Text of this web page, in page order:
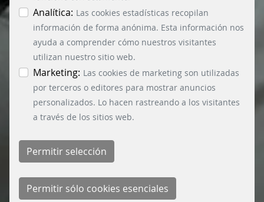
Analítica: Las cookies estadísticas recopilan
información de forma anónima. Esta información nos
ayuda a comprender cómo nuestros visitantes
utilizan nuestro sitio web.
Marketing: Las cookies de marketing son utilizadas
por terceros o editores para mostrar anuncios
personalizados. Lo hacen rastreando a los visitantes
a través de los sitios web.